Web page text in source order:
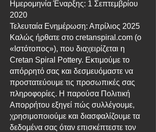
Ημερομηνία Έναρξης: 1 Σεπτεμβρίου
2020
Τελευταία Ενημέρωση: Απρίλιος 2025
Καλώς ήρθατε στο cretanspiral.com (ο
«Ιστότοπος»), που διαχειρίζεται η
Cretan Spiral Pottery. Εκτιμούμε το
απόρρητό σας και δεσμευόμαστε να
προστατεύουμε τις προσωπικές σας
πληροφορίες. Η παρούσα Πολιτική
Απορρήτου εξηγεί πώς συλλέγουμε,
χρησιμοποιούμε και διασφαλίζουμε τα
δεδομένα σας όταν επισκέπτεστε τον